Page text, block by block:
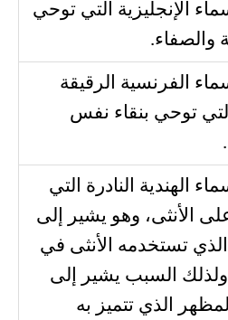
الإنجليزية التي توحي
والصفاء.
الفرنسية الرقيقة
توحي بنقاء نفس
الهندية النادرة التي
الأنثى، وهو يشير إلى
تستخدمه الأنثى في
ولذلك السبب يشير إلى
الذي تتميز به